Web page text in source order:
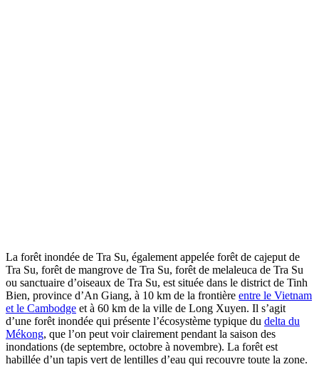
La forêt inondée de Tra Su, également appelée forêt de cajeput de
Tra Su, forêt de mangrove de Tra Su, forêt de melaleuca de Tra Su
ou sanctuaire d’oiseaux de Tra Su, est située dans le district de Tinh
Bien, province d’An Giang, à 10 km de la frontière entre le Vietnam
et le Cambodge et à 60 km de la ville de Long Xuyen. Il s’agit
d’une forêt inondée qui présente l’écosystème typique du delta du
Mékong, que l’on peut voir clairement pendant la saison des
inondations (de septembre, octobre à novembre). La forêt est
habillée d’un tapis vert de lentilles d’eau qui recouvre toute la zone.